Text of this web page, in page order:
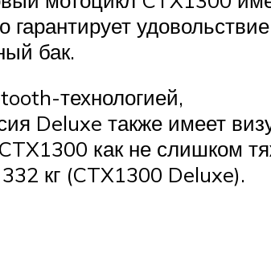
бак.
технологией,
Deluxe также имеет
как не слишком
кг (CTX1300 Deluxe).